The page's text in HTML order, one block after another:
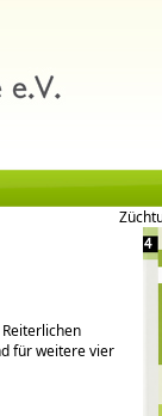
für weitere vier